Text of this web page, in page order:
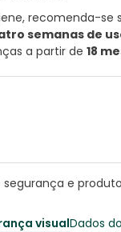
recomenda-se
semanas de
a partir de 18
e
visualDados